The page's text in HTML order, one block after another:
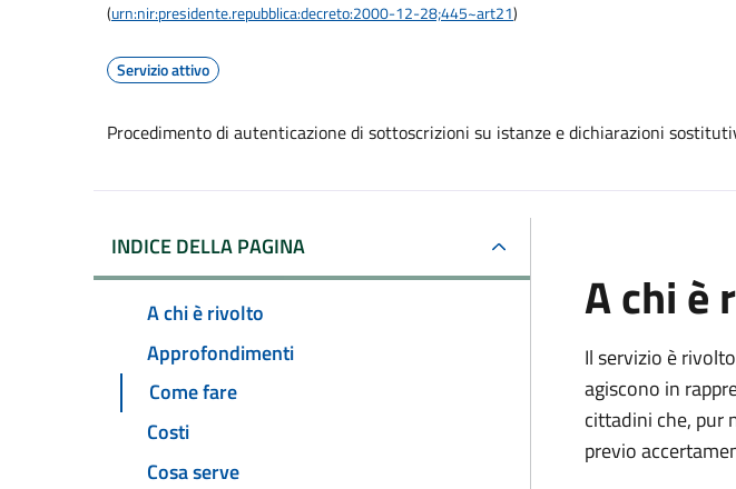
(urn:nir:presidente.repubblica:decreto:2000-12-28;445~art21)
Servizio attivo
Procedimento di autenticazione di sottoscrizioni su istanze e dichiarazioni
INDICE DELLA PAGINA
A chi è rivolto
Approfondimenti
Come fare
Costi
Cosa serve
A chi è
Il servizio è
agiscono in
cittadini che, pur
previo